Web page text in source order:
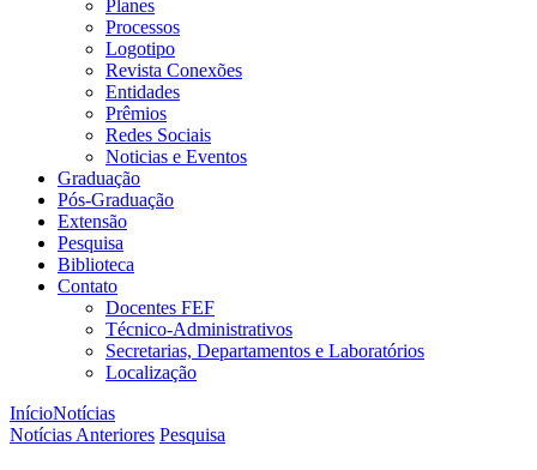
Planes
Processos
Logotipo
Revista Conexões
Entidades
Prêmios
Redes Sociais
Noticias e Eventos
Graduação
Pós-Graduação
Extensão
Pesquisa
Biblioteca
Contato
Docentes FEF
Técnico-Administrativos
Secretarias, Departamentos e Laboratórios
Localização
InícioNotícias
Notícias Anteriores Pesquisa